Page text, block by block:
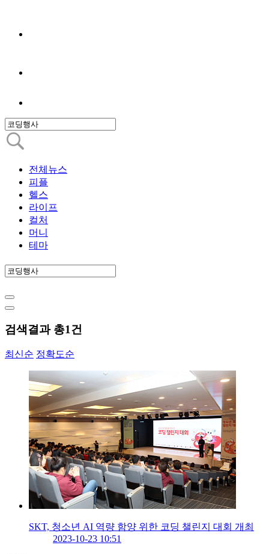
전체뉴스
피플
헬스
라이프
컬처
머니
테마
검색결과 총1건
최신순 정확도순
SKT, 청소년 AI 역량 함양 위한 코딩 챌린지 대회 개최
2023-10-23 10:51